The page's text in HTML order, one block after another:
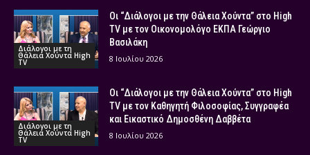
Διάλογοι με τη
Θάλεια Χούντα High
TV
Οι “Διάλογοι με την Θάλεια Χούντα” στο High
TV με τον Οικονομολόγο ΕΚΠΑ Γεώργιο
Βασιλάκη
8 Ιουλίου 2026
Διάλογοι με τη
Θάλεια Χούντα High
TV
Οι “Διάλογοι με την Θάλεια Χούντα” στο High
TV με τον Καθηγητή Φιλοσοφίας, Συγγραφέα
και Εικαστικό Δημοσθένη Δαββέτα
8 Ιουλίου 2026